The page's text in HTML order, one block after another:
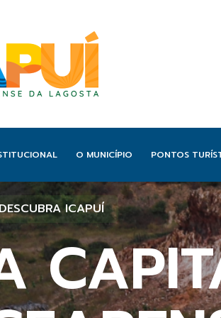
O MUNICÍPIO PONTOS
ICAPUÍ
ICAPUÍ
ICAPUÍ
ICAPUÍ
ICAPUÍ